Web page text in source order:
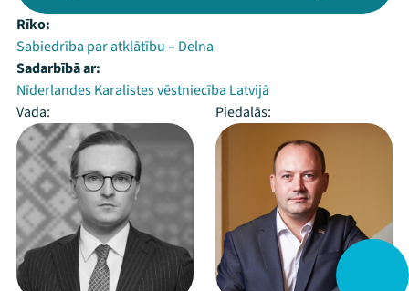
Rīko:
Sabiedrība par atklātību – Delna
Sadarbībā ar:
Nīderlandes Karalistes vēstniecība Latvijā
Vada:
Piedalās: